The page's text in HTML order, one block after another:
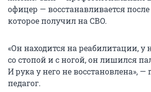
офицер — восстанавливается
которое получил на СВО.
«Он находится на реабилитации, у
со стопой и с ногой, он лишился
И рука у него не восстановлена», —
педагог.